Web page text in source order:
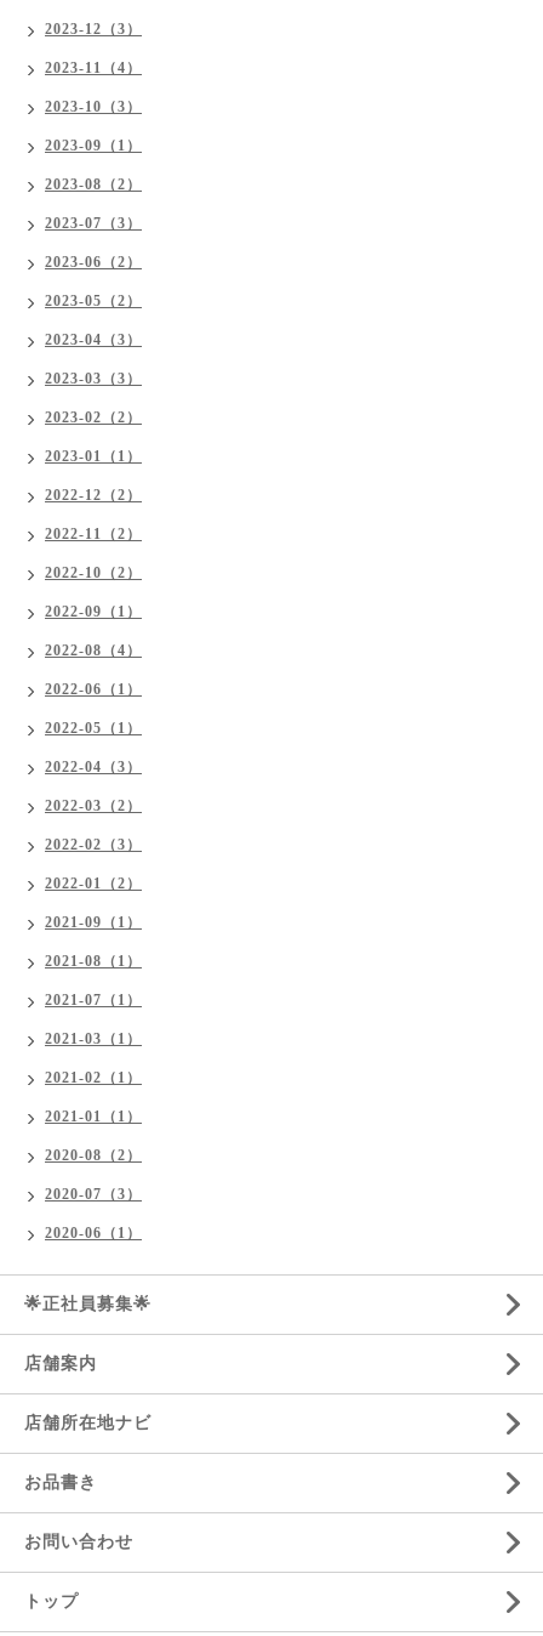
2023-12（3）
2023-11（4）
2023-10（3）
2023-09（1）
2023-08（2）
2023-07（3）
2023-06（2）
2023-05（2）
2023-04（3）
2023-03（3）
2023-02（2）
2023-01（1）
2022-12（2）
2022-11（2）
2022-10（2）
2022-09（1）
2022-08（4）
2022-06（1）
2022-05（1）
2022-04（3）
2022-03（2）
2022-02（3）
2022-01（2）
2021-09（1）
2021-08（1）
2021-07（1）
2021-03（1）
2021-02（1）
2021-01（1）
2020-08（2）
2020-07（3）
2020-06（1）
🌟正社員募集🌟
店舗案内
店舗所在地ナビ
お品書き
お問い合わせ
トップ